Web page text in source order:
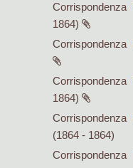
Corrispondenza
1864)
Corrispondenza
Corrispondenza
1864)
Corrispondenza
(1864 - 1864)
Corrispondenza